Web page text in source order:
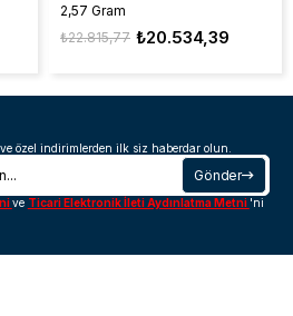
2,57 Gram
₺20.534,39
₺22.815,77
özel indirimlerden ilk siz haberdar olun.
Gönder
ve Ticari Elektronik İleti Aydınlatma Metni 'ni